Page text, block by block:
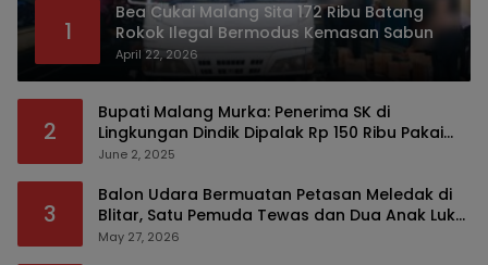
1
Bea Cukai Malang Sita 172 Ribu Batang
Rokok Ilegal Bermodus Kemasan Sabun
April 22, 2026
2
Bupati Malang Murka: Penerima SK di
Lingkungan Dindik Dipalak Rp 150 Ribu Pakai
Modus Tumpengan, KPK Turut Pantau
June 2, 2025
3
Balon Udara Bermuatan Petasan Meledak di
Blitar, Satu Pemuda Tewas dan Dua Anak Luka
Serius
May 27, 2026